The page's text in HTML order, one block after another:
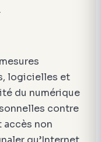
logicielles et
du numérique
contre
non